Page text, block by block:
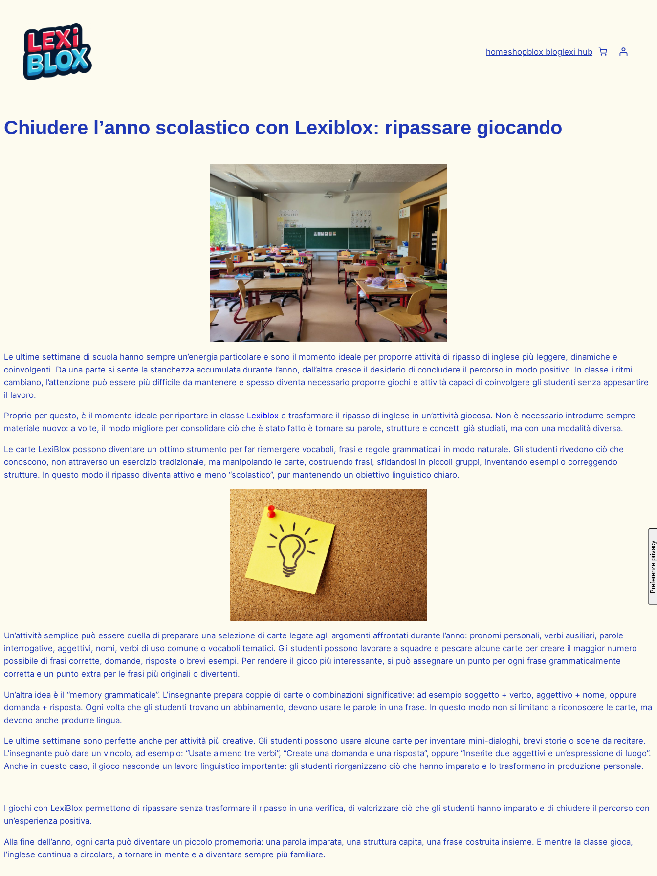
contenuto
homeshopblox bloglexi hub
Chiudere l’anno scolastico con Lexiblox: ripassare giocando
Le ultime settimane di scuola hanno sempre un’energia particolare e sono il momento ideale per proporre attività di ripasso di inglese più leggere, dinamiche e
coinvolgenti. Da una parte si sente la stanchezza accumulata durante l’anno, dall’altra cresce il desiderio di concludere il percorso in modo positivo. In classe i ritmi
cambiano, l’attenzione può essere più difficile da mantenere e spesso diventa necessario proporre giochi e attività capaci di coinvolgere gli studenti senza appesantire
il lavoro.
Proprio per questo, è il momento ideale per riportare in classe Lexiblox e trasformare il ripasso di inglese in un’attività giocosa. Non è necessario introdurre sempre
materiale nuovo: a volte, il modo migliore per consolidare ciò che è stato fatto è tornare su parole, strutture e concetti già studiati, ma con una modalità diversa.
Le carte LexiBlox possono diventare un ottimo strumento per far riemergere vocaboli, frasi e regole grammaticali in modo naturale. Gli studenti rivedono ciò che
conoscono, non attraverso un esercizio tradizionale, ma manipolando le carte, costruendo frasi, sfidandosi in piccoli gruppi, inventando esempi o correggendo
strutture. In questo modo il ripasso diventa attivo e meno “scolastico”, pur mantenendo un obiettivo linguistico chiaro.
Un’attività semplice può essere quella di preparare una selezione di carte legate agli argomenti affrontati durante l’anno: pronomi personali, verbi ausiliari, parole
interrogative, aggettivi, nomi, verbi di uso comune o vocaboli tematici. Gli studenti possono lavorare a squadre e pescare alcune carte per creare il maggior numero
possibile di frasi corrette, domande, risposte o brevi esempi. Per rendere il gioco più interessante, si può assegnare un punto per ogni frase grammaticalmente
corretta e un punto extra per le frasi più originali o divertenti.
Un’altra idea è il “memory grammaticale”. L’insegnante prepara coppie di carte o combinazioni significative: ad esempio soggetto + verbo, aggettivo + nome, oppure
domanda + risposta. Ogni volta che gli studenti trovano un abbinamento, devono usare le parole in una frase. In questo modo non si limitano a riconoscere le carte, ma
devono anche produrre lingua.
Le ultime settimane sono perfette anche per attività più creative. Gli studenti possono usare alcune carte per inventare mini-dialoghi, brevi storie o scene da recitare.
L’insegnante può dare un vincolo, ad esempio: “Usate almeno tre verbi”, “Create una domanda e una risposta”, oppure “Inserite due aggettivi e un’espressione di luogo”.
Anche in questo caso, il gioco nasconde un lavoro linguistico importante: gli studenti riorganizzano ciò che hanno imparato e lo trasformano in produzione personale.
I giochi con LexiBlox permettono di ripassare senza trasformare il ripasso in una verifica, di valorizzare ciò che gli studenti hanno imparato e di chiudere il percorso con
un’esperienza positiva.
Alla fine dell’anno, ogni carta può diventare un piccolo promemoria: una parola imparata, una struttura capita, una frase costruita insieme. E mentre la classe gioca,
l’inglese continua a circolare, a tornare in mente e a diventare sempre più familiare.